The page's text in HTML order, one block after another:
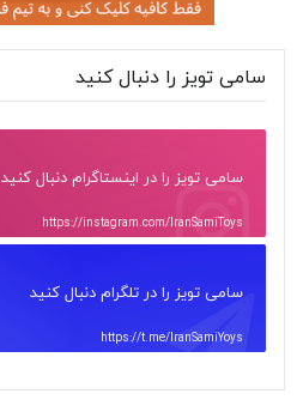
سامی تویز را دنبال کنید
سامی تویز را در اینستاگرام دنبال کنید
https://instagram.com/IranSamiToys
سامی تویز را در تلگرام دنبال کنید
https://t.me/IranSamiYoys